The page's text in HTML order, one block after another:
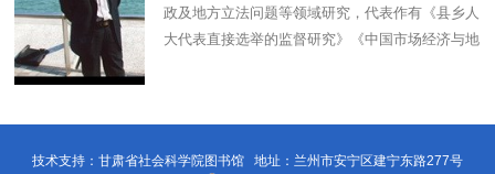
政及地方立法问题等领域研究，代表作有《县乡人
大代表直接选举的监督研究》《中国市场经济与地
技术支持：甘肃省社会科学院图书馆 地址：兰州市安宁区建宁东路277号